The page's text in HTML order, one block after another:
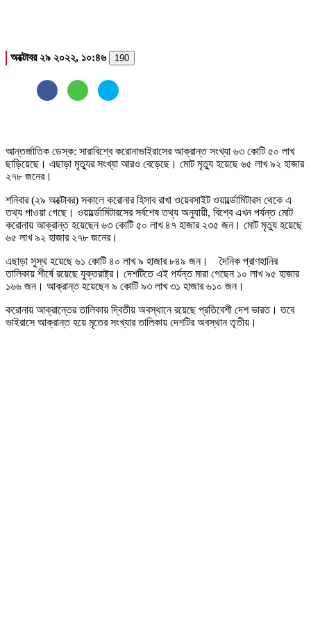
অক্টোবর ২৯ ২০২২, ১০:৪৬ 190
আন্তর্জাতিক ডেস্ক: সারাবিশ্বে করোনাভাইরাসের আক্রান্ত সংখ্যা ৬৩ কোটি ৫০ লাখ
ছাড়িয়েছে। এছাড়া মৃত্যুর সংখ্যা আরও বেড়েছে। মোট মৃত্যু হয়েছে ৬৫ লাখ ৯২ হাজার
২৭৮ জনের।
শনিবার (২৯ অক্টোবর) সকালে করোনার হিসাব রাখা ওয়েবসাইট ওয়ার্ল্ডোমিটারস থেকে এ
তথ্য পাওয়া গেছে। ওয়ার্ল্ডোমিটারসের সর্বশেষ তথ্য অনুযায়ী, বিশ্বে এখন পর্যন্ত মোট
করোনায় আক্রান্ত হয়েছেন ৬৩ কোটি ৫০ লাখ ৪৭ হাজার ২৩৫ জন। মোট মৃত্যু হয়েছে
৬৫ লাখ ৯২ হাজার ২৭৮ জনের।
এছাড়া সুস্থ হয়েছে ৬১ কোটি ৪০ লাখ ৯ হাজার ৮৪৯ জন। দৈনিক প্রাণহানির
তালিকায় শীর্ষে রয়েছে যুক্তরাষ্ট্র। দেশটিতে এই পর্যন্ত মারা গেছেন ১০ লাখ ৯৫ হাজার
১৬৬ জন। আক্রান্ত হয়েছেন ৯ কোটি ৯৩ লাখ ৩১ হাজার ৬১০ জন।
করোনায় আক্রান্তের তালিকায় দ্বিতীয় অবস্থানে রয়েছে প্রতিবেশী দেশ ভারত। তবে
ভাইরাসে আক্রান্ত হয়ে মৃতের সংখ্যার তালিকায় দেশটির অবস্থান তৃতীয়।